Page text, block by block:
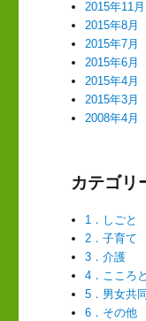
2015年11月
2015年8月
2015年7月
2015年6月
2015年4月
2015年3月
2008年4月
カテゴリ
1．しごと
2．子育て
3．介護
4．こころ
5．男女共
6．その他